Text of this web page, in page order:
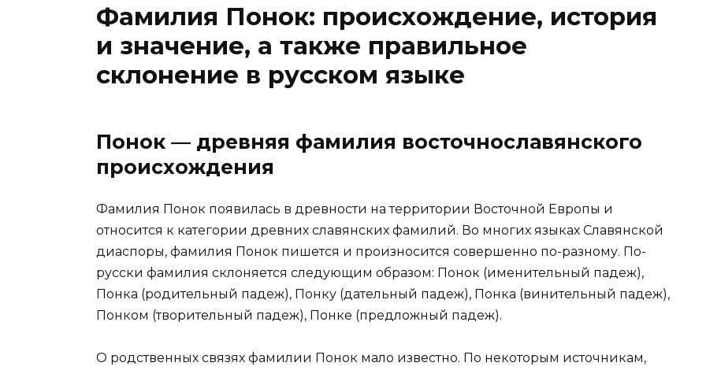
Фамилия Понок: происхождение, история
и значение, а также правильное
склонение в русском языке
Понок — древняя фамилия восточнославянского
происхождения
Фамилия Понок появилась в древности на территории Восточной Европы и
относится к категории древних славянских фамилий. Во многих языках Славянской
диаспоры, фамилия Понок пишется и произносится совершенно по-разному. По-
русски фамилия склоняется следующим образом: Понок (именительный падеж),
Понка (родительный падеж), Понку (дательный падеж), Понка (винительный падеж),
Понком (творительный падеж), Понке (предложный падеж).
О родственных связях фамилии Понок мало известно. По некоторым источникам,